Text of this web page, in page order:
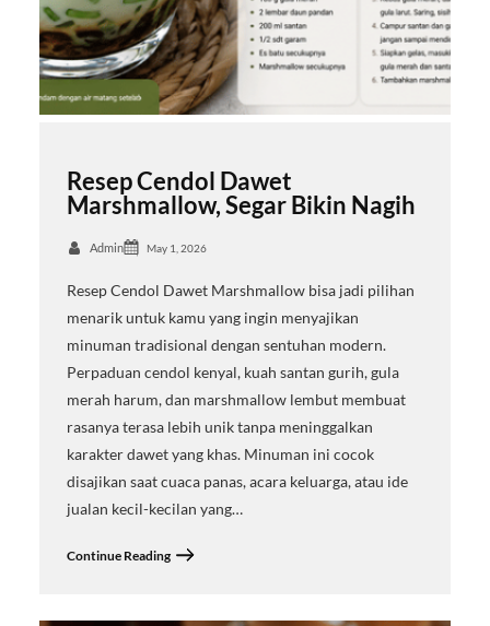
Resep Cendol Dawet
Marshmallow, Segar Bikin Nagih
Admin May 1, 2026
Resep Cendol Dawet Marshmallow bisa jadi pilihan
menarik untuk kamu yang ingin menyajikan
minuman tradisional dengan sentuhan modern.
Perpaduan cendol kenyal, kuah santan gurih, gula
merah harum, dan marshmallow lembut membuat
rasanya terasa lebih unik tanpa meninggalkan
karakter dawet yang khas. Minuman ini cocok
disajikan saat cuaca panas, acara keluarga, atau ide
jualan kecil-kecilan yang…
Continue Reading